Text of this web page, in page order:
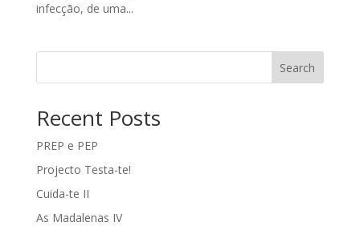
infecção, de uma...
Search
Recent Posts
PREP e PEP
Projecto Testa-te!
Cuida-te II
As Madalenas IV